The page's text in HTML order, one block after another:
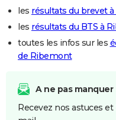
les résultats du brevet
les résultats du BTS à
toutes les infos sur les
de Ribemont
A ne pas manquer
Recevez nos astuces